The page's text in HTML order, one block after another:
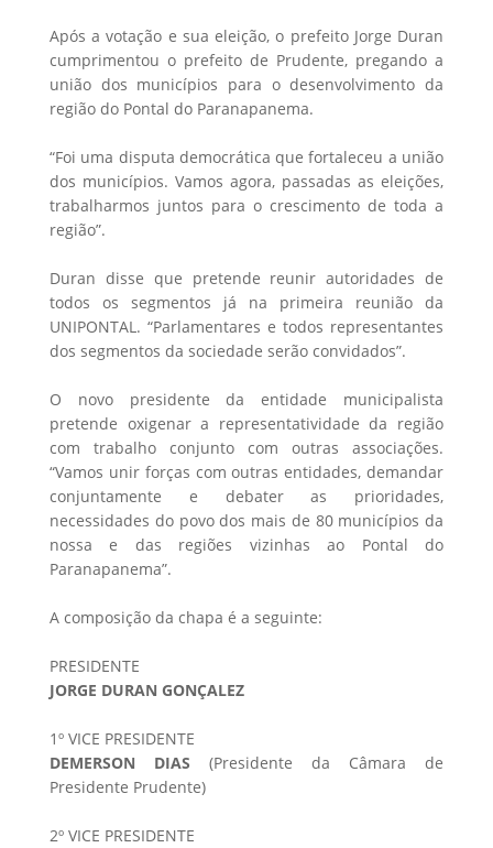
Após a votação e sua eleição, o prefeito Jorge Duran
cumprimentou o prefeito de Prudente, pregando a
união dos municípios para o desenvolvimento da
região do Pontal do Paranapanema.
“Foi uma disputa democrática que fortaleceu a união
dos municípios. Vamos agora, passadas as eleições,
trabalharmos juntos para o crescimento de toda a
região”.
Duran disse que pretende reunir autoridades de
todos os segmentos já na primeira reunião da
UNIPONTAL. “Parlamentares e todos representantes
dos segmentos da sociedade serão convidados”.
O novo presidente da entidade municipalista
pretende oxigenar a representatividade da região
com trabalho conjunto com outras associações.
“Vamos unir forças com outras entidades, demandar
conjuntamente e debater as prioridades,
necessidades do povo dos mais de 80 municípios da
nossa e das regiões vizinhas ao Pontal do
Paranapanema”.
A composição da chapa é a seguinte:
PRESIDENTE
JORGE DURAN GONÇALEZ
1º VICE PRESIDENTE
DEMERSON DIAS (Presidente da Câmara de
Presidente Prudente)
2º VICE PRESIDENTE